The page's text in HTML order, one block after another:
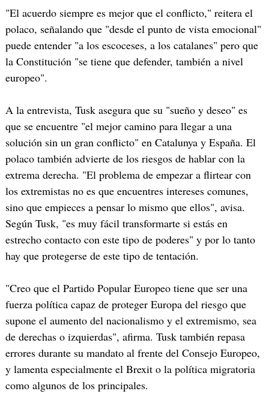
"El acuerdo siempre es mejor que el conflicto," reitera el
polaco, señalando que "desde el punto de vista emocional"
puede entender "a los escoceses, a los catalanes" pero que
la Constitución "se tiene que defender, también a nivel
europeo".
A la entrevista, Tusk asegura que su "sueño y deseo" es
que se encuentre "el mejor camino para llegar a una
solución sin un gran conflicto" en Catalunya y España. El
polaco también advierte de los riesgos de hablar con la
extrema derecha. "El problema de empezar a flirtear con
los extremistas no es que encuentres intereses comunes,
sino que empieces a pensar lo mismo que ellos", avisa.
Según Tusk, "es muy fácil transformarte si estás en
estrecho contacto con este tipo de poderes" y por lo tanto
hay que protegerse de este tipo de tentación.
"Creo que el Partido Popular Europeo tiene que ser una
fuerza política capaz de proteger Europa del riesgo que
supone el aumento del nacionalismo y el extremismo, sea
de derechas o izquierdas", afirma. Tusk también repasa
errores durante su mandato al frente del Consejo Europeo,
y lamenta especialmente el Brexit o la política migratoria
como algunos de los principales.